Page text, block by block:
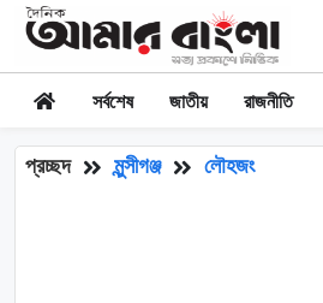
সর্বশেষ জাতীয় রাজনীতি
প্রচ্ছদ মুন্সীগঞ্জ লৌহজং